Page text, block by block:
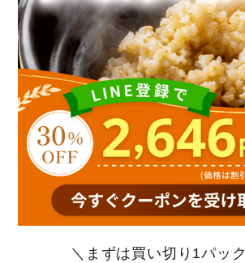
＼まずは買い切り1パッ